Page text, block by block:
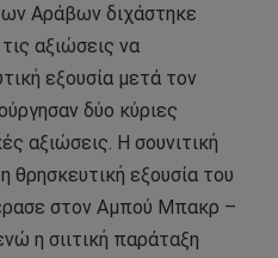
Αράβων διχάστηκε
αξιώσεις να
εξουσία μετά τον
δύο κύριες
αξιώσεις. Η σουνιτική
θρησκευτική εξουσία του
στον Αμπού Μπακρ –
η σιιτική παράταξη